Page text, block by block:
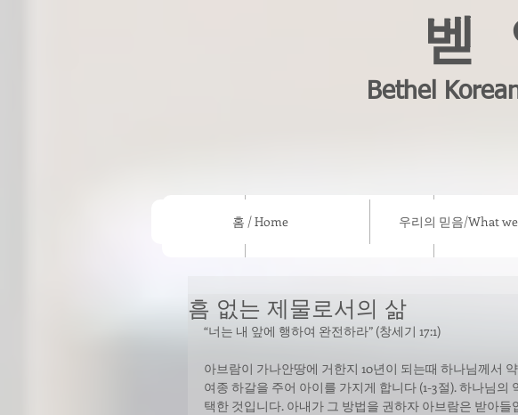
벧
Bethel
우리의 믿음/What we believe 설교 /
홈 / Home 우리의 믿음/What
흠 없는 제물로서의 삶
“너는 내 앞에 행하여 완전하라” (창세기 17:1)
아브람이 가나안땅에 거한지 10년이 되는때 하나님께서
여종 하갈을 주어 아이를 가지게 합니다 (1-3절). 하나님
택한 것입니다. 아내가 그 방법을 권하자 아브람은 받아